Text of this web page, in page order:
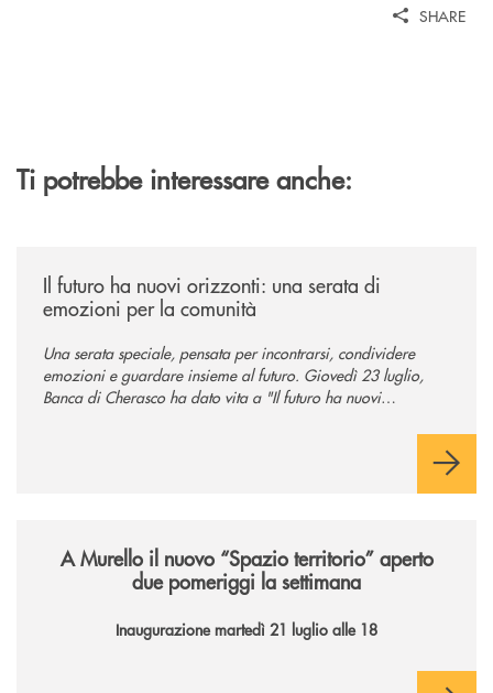
SHARE
Ti potrebbe interessare anche:
Il futuro ha nuovi orizzonti: una serata di
emozioni per la comunità
Una serata speciale, pensata per incontrarsi, condividere
emozioni e guardare insieme al futuro. Giovedì 23 luglio,
Banca di Cherasco ha dato vita a "Il futuro ha nuovi
A Murello il nuovo “Spazio territorio” aperto
due pomeriggi la settimana
Inaugurazione martedì 21 luglio alle 18